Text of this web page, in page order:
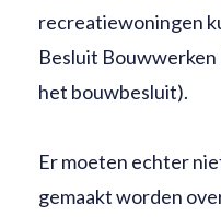
recreatiewoningen
Besluit
het bouwbesluit).
Er moeten echter
gemaakt worden